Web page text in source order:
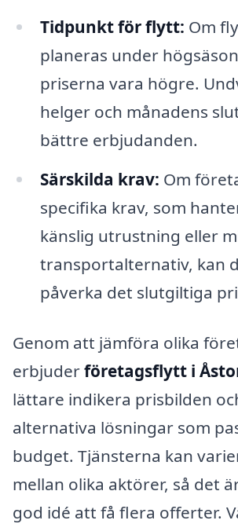
Tidpunkt för flytt: Om
planeras under
priserna vara högre.
helger och månadens
bättre erbjudanden.
Särskilda krav: Om
specifika krav, som
känslig utrustning eller
transportalternativ, kan
påverka det slutgiltiga
Genom att jämföra olika
erbjuderföretagsflytt i
lättare indikera prisbilden
alternativa lösningar som
budget. Tjänsterna kan
mellan olika aktörer, så det
god idé att få flera offerter.